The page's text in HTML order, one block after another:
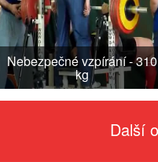
Nebezpečné vzpírání - 310
kg
Další